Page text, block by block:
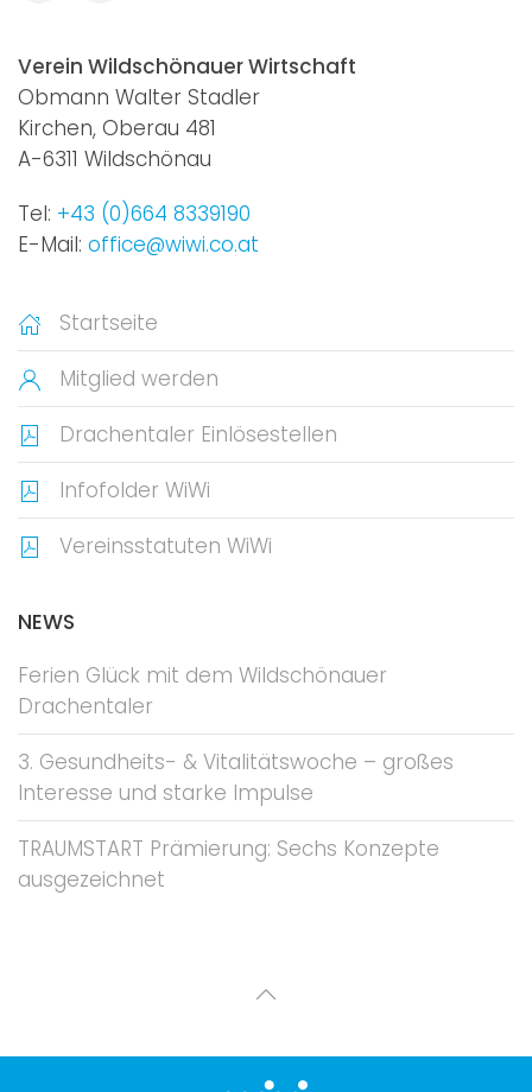
Verein Wildschönauer Wirtschaft
Obmann Walter Stadler
Kirchen, Oberau 481
A-6311 Wildschönau
Tel: +43 (0)664 8339190
E-Mail: office@wiwi.co.at
Startseite
Mitglied werden
Drachentaler Einlösestellen
Infofolder WiWi
Vereinsstatuten WiWi
NEWS
Ferien Glück mit dem Wildschönauer
Drachentaler
3. Gesundheits- & Vitalitätswoche – großes
Interesse und starke Impulse
TRAUMSTART Prämierung: Sechs Konzepte
ausgezeichnet